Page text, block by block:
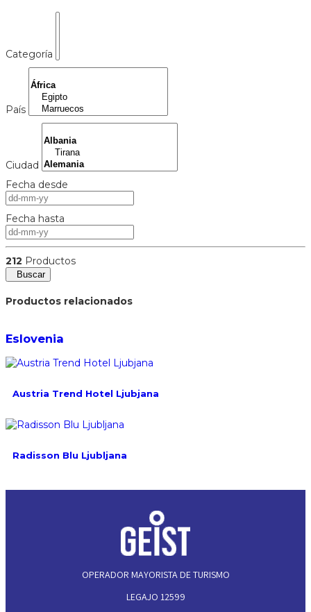
Categoría
País
Ciudad
Fecha desde
Fecha hasta
212 Productos
Buscar
Productos relacionados
Eslovenia
Austria Trend Hotel Ljubjana
Radisson Blu Ljubljana
OPERADOR MAYORISTA DE TURISMO
LEGAJO 12599